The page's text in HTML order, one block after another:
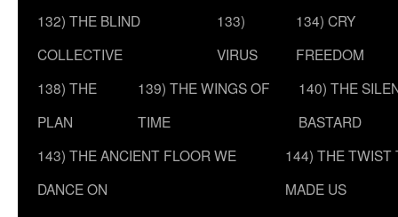
132) THE BLIND
COLLECTIVE
133)
VIRUS
134) CRY
FREEDOM
138) THE
PLAN
139) THE WINGS OF
TIME
140) THE
BASTARD
143) THE ANCIENT FLOOR WE
DANCE ON
144) THE TWIST
MADE US